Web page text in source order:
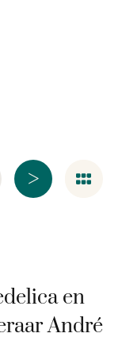
>
en
André